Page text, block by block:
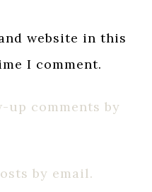
website in this
I comment.
comments by
by email.